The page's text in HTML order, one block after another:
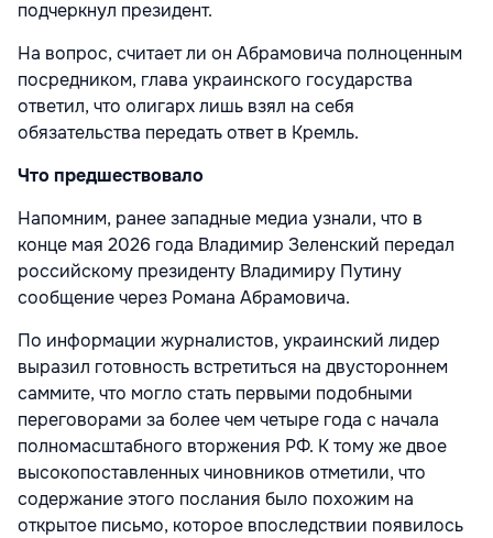
подчеркнул президент.
На вопрос, считает ли он Абрамовича полноценным
посредником, глава украинского государства
ответил, что олигарх лишь взял на себя
обязательства передать ответ в Кремль.
Что предшествовало
Напомним, ранее западные медиа узнали, что в
конце мая 2026 года Владимир Зеленский передал
российскому президенту Владимиру Путину
сообщение через Романа Абрамовича.
По информации журналистов, украинский лидер
выразил готовность встретиться на двустороннем
саммите, что могло стать первыми подобными
переговорами за более чем четыре года с начала
полномасштабного вторжения РФ. К тому же двое
высокопоставленных чиновников отметили, что
содержание этого послания было похожим на
открытое письмо, которое впоследствии появилось